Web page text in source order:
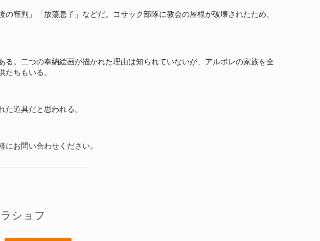
審判」「放蕩息子」などだ。コサック部隊に教会の屋根が破壊されたため、
。二つの奉納絵画が描かれた理由は知られていないが、アルボレの家族を全
ちもいる。
道具だと思われる。
お問い合わせください。
ショフ